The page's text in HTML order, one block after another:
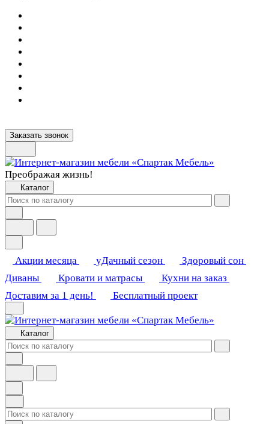
Заказать звонок
Преображая жизнь!
Каталог
Акции месяца уДачный сезон
Здоровый сон
Диваны
Кровати и матрасы
Кухни на заказ
Доставим за 1 день!
Бесплатный проект
Каталог